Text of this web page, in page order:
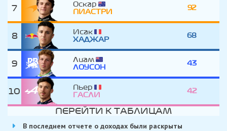
7
Оскар
ПИАСТРИ
92
8
Исак
ХАДЖАР
68
9
Лиам
ЛОУСОН
43
10
Пьер
ГАСЛИ
42
ПЕРЕЙТИ К ТАБЛИЦАМ
В последнем отчете о доходах были раскрыты